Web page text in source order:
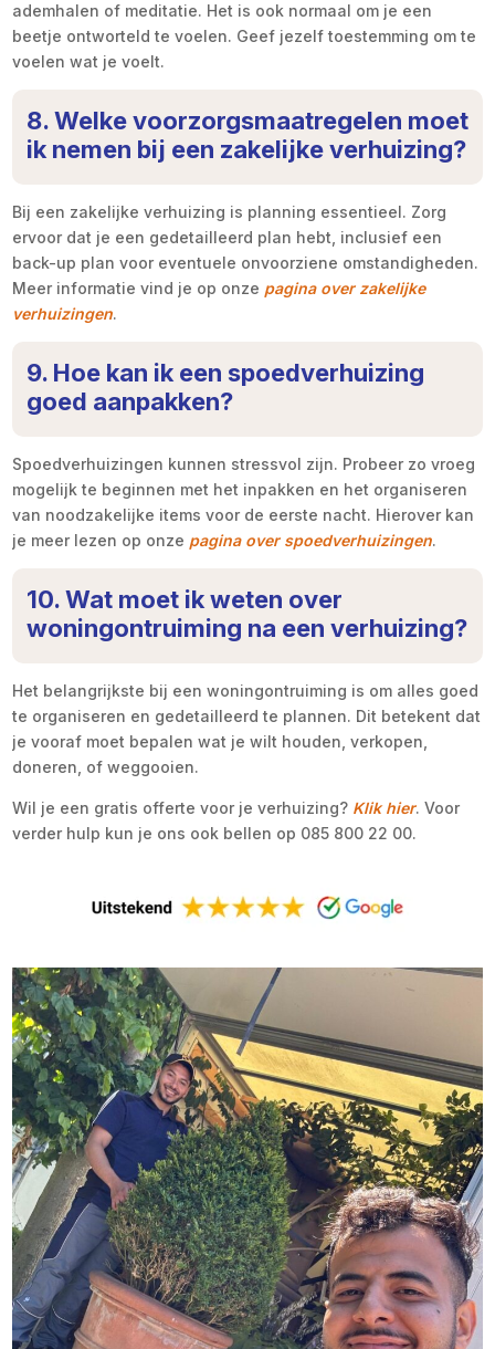
ademhalen of meditatie. Het is ook normaal om je een
beetje ontworteld te voelen. Geef jezelf toestemming om te
voelen wat je voelt.
8. Welke voorzorgsmaatregelen moet
ik nemen bij een zakelijke verhuizing?
Bij een zakelijke verhuizing is planning essentieel. Zorg
ervoor dat je een gedetailleerd plan hebt, inclusief een
back-up plan voor eventuele onvoorziene omstandigheden.
Meer informatie vind je op onze pagina over zakelijke
verhuizingen.
9. Hoe kan ik een spoedverhuizing
goed aanpakken?
Spoedverhuizingen kunnen stressvol zijn. Probeer zo vroeg
mogelijk te beginnen met het inpakken en het organiseren
van noodzakelijke items voor de eerste nacht. Hierover kan
je meer lezen op onze pagina over spoedverhuizingen.
10. Wat moet ik weten over
woningontruiming na een verhuizing?
Het belangrijkste bij een woningontruiming is om alles goed
te organiseren en gedetailleerd te plannen. Dit betekent dat
je vooraf moet bepalen wat je wilt houden, verkopen,
doneren, of weggooien.
Wil je een gratis offerte voor je verhuizing? Klik hier. Voor
verder hulp kun je ons ook bellen op 085 800 22 00.